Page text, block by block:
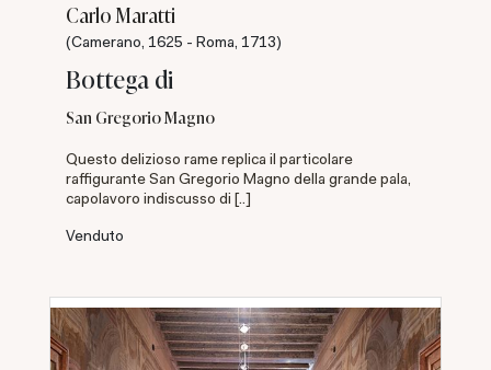
Carlo Maratti
(Camerano, 1625 - Roma, 1713)
Bottega di
San Gregorio Magno
Questo delizioso rame replica il particolare
raffigurante San Gregorio Magno della grande pala,
capolavoro indiscusso di [..]
Venduto